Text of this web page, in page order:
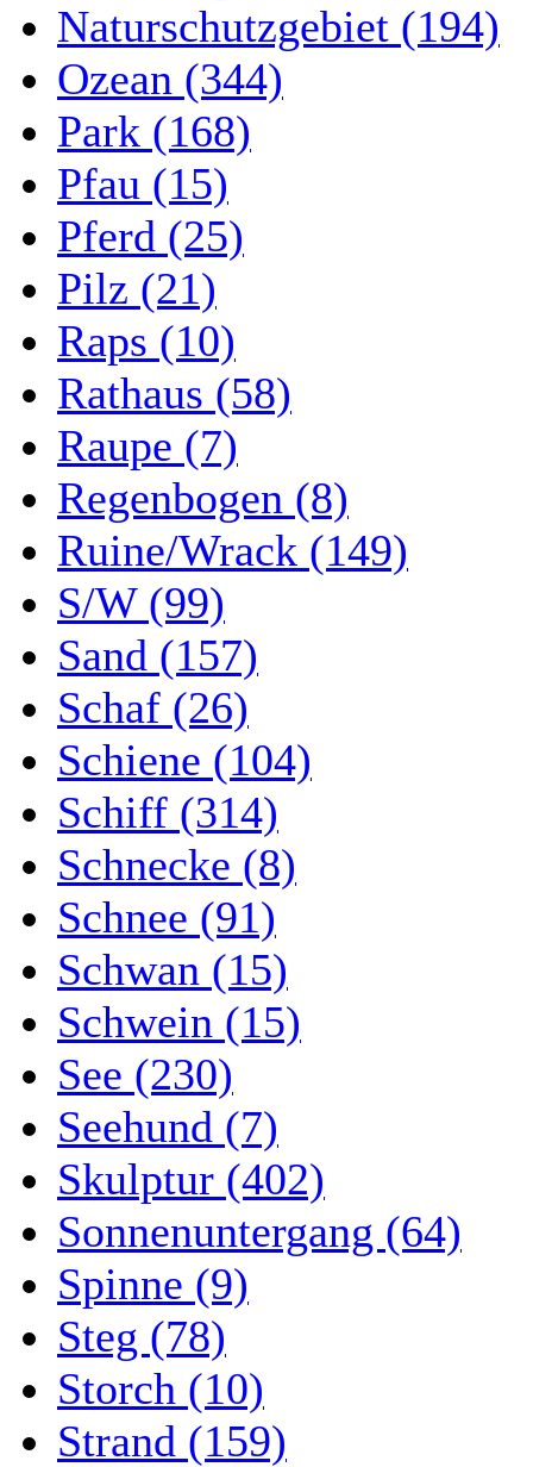
Naturschutzgebiet (194)
Ozean (344)
Park (168)
Pfau (15)
Pferd (25)
Pilz (21)
Raps (10)
Rathaus (58)
Raupe (7)
Regenbogen (8)
Ruine/Wrack (149)
S/W (99)
Sand (157)
Schaf (26)
Schiene (104)
Schiff (314)
Schnecke (8)
Schnee (91)
Schwan (15)
Schwein (15)
See (230)
Seehund (7)
Skulptur (402)
Sonnenuntergang (64)
Spinne (9)
Steg (78)
Storch (10)
Strand (159)